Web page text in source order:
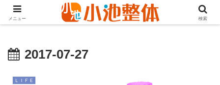
ＪＲ山手線高田馬場駅より徒歩3分・早稲田・新大久保からも至近
2017-07-27
ＬＩＦＥ
メニュー 検索